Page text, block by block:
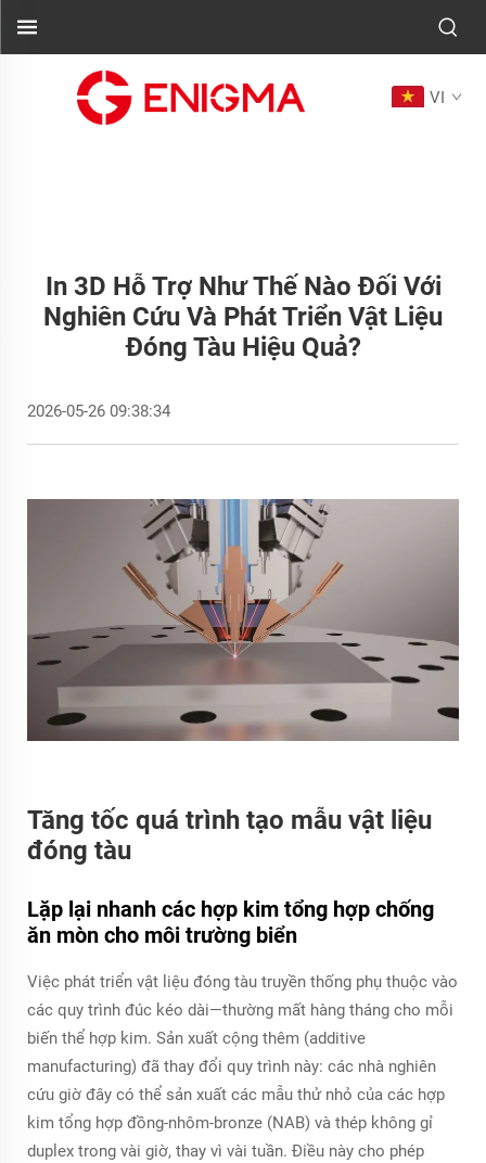
VI
In 3D Hỗ Trợ Như Thế Nào Đối Với
Nghiên Cứu Và Phát Triển Vật Liệu
Đóng Tàu Hiệu Quả?
2026-05-26 09:38:34
Tăng tốc quá trình tạo mẫu vật liệu
đóng tàu
Lặp lại nhanh các hợp kim tổng hợp chống
ăn mòn cho môi trường biển
Việc phát triển vật liệu đóng tàu truyền thống phụ thuộc vào
các quy trình đúc kéo dài—thường mất hàng tháng cho mỗi
biến thể hợp kim. Sản xuất cộng thêm (additive
manufacturing) đã thay đổi quy trình này: các nhà nghiên
cứu giờ đây có thể sản xuất các mẫu thử nhỏ của các hợp
kim tổng hợp đồng-nhôm-bronze (NAB) và thép không gỉ
duplex trong vài giờ, thay vì vài tuần. Điều này cho phép